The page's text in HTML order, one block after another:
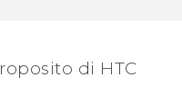
di HTC